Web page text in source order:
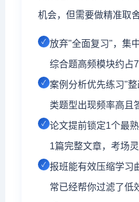
机会，但需要做精准取舍
放弃"全面复习"，集
综合题高频模块约占
案例分析优先练习"
类题型出现频率高且
论文提前锁定1个最
1篇完整文章，考场
报班能有效压缩学习
常已经帮你过滤了低